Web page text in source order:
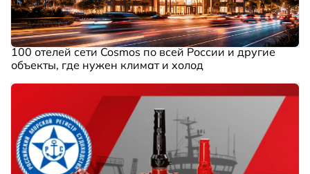
100 отелей сети Cosmos по всей России и другие
объекты, где нужен климат и холод